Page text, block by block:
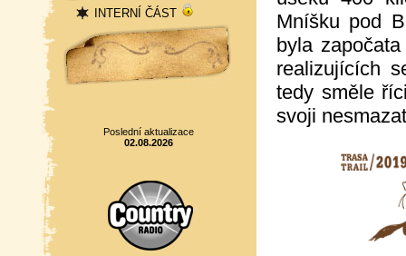
INTERNÍ ČÁST
Statistika
Poslední aktualizace
02.08.2026
Mníšku pod
byla
realizujících
tedy směle
svoji